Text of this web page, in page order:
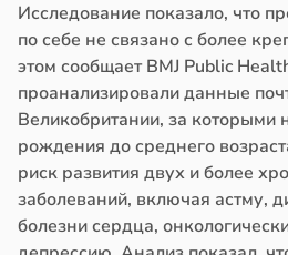
Исследование показало, что
по себе не связано с более
этом сообщает BMJ Public
проанализировали данные
Великобритании, за которыми
рождения до среднего
риск развития двух и более
заболеваний, включая астму,
болезни сердца,